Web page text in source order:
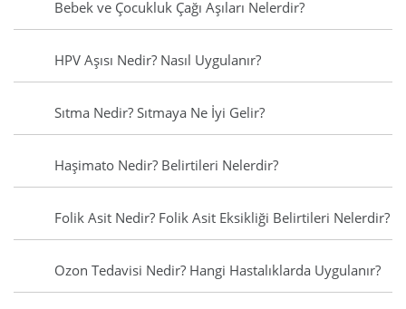
Bebek ve Çocukluk Çağı Aşıları Nelerdir?
HPV Aşısı Nedir? Nasıl Uygulanır?
Sıtma Nedir? Sıtmaya Ne İyi Gelir?
Haşimato Nedir? Belirtileri Nelerdir?
Folik Asit Nedir? Folik Asit Eksikliği Belirtileri Nelerdir?
Ozon Tedavisi Nedir? Hangi Hastalıklarda Uygulanır?